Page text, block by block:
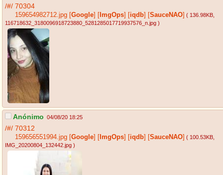
/#/ 70304
159654982712.jpg [Google] [ ImgOps] [iqdb] [SauceNAO] ( 136.98KB
116718632_3180096918723880_5281285017719937576_n.jpg )
Anónimo 04/08/20 18:25
/#/ 70312
159656551994.jpg [Google] [ ImgOps] [iqdb] [SauceNAO] ( 100.53KB
IMG_20200804_132442.jpg )